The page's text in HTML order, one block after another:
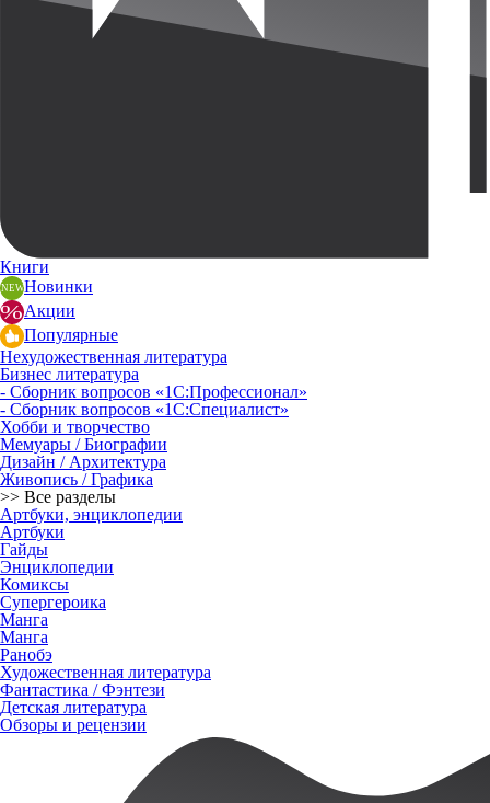
Книги
Новинки
Акции
Популярные
Нехудожественная литература
Бизнес литература
- Сборник вопросов «1С:Профессионал»
- Сборник вопросов «1С:Специалист»
Хобби и творчество
Мемуары / Биографии
Дизайн / Архитектура
Живопись / Графика
>> Все разделы
Артбуки, энциклопедии
Артбуки
Гайды
Энциклопедии
Комиксы
Супергероика
Манга
Манга
Ранобэ
Художественная литература
Фантастика / Фэнтези
Детская литература
Обзоры и рецензии